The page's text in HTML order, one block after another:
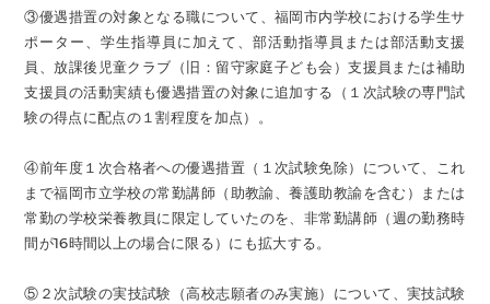
③優遇措置の対象となる職について、福岡市内学校における学生サ
ポーター、学生指導員に加えて、部活動指導員または部活動支援
員、放課後児童クラブ（旧：留守家庭子ども会）支援員または補助
支援員の活動実績も優遇措置の対象に追加する（１次試験の専門試
験の得点に配点の１割程度を加点）。
④前年度１次合格者への優遇措置（１次試験免除）について、これ
まで福岡市立学校の常勤講師（助教諭、養護助教諭を含む）または
常勤の学校栄養教員に限定していたのを、非常勤講師（週の勤務時
間が16時間以上の場合に限る）にも拡大する。
⑤２次試験の実技試験（高校志願者のみ実施）について、実技試験